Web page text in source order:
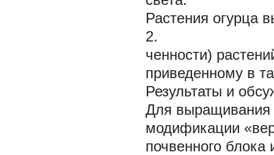
Растения огурца
2.
ченности)
приведенному в
Результаты и
Для выращивания
модификации
почвенного